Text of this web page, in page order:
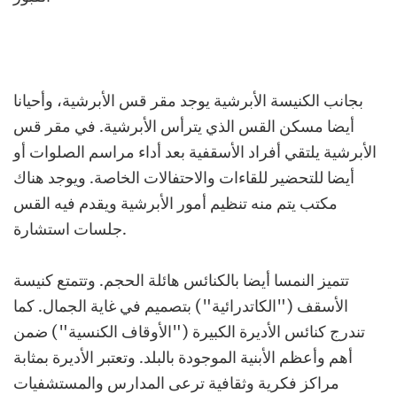
بجانب الكنيسة الأبرشية يوجد مقر قس الأبرشية، وأحيانا
أيضا مسكن القس الذي يترأس الأبرشية. في مقر قس
الأبرشية يلتقي أفراد الأسقفية بعد أداء مراسم الصلوات أو
أيضا للتحضير للقاءات والاحتفالات الخاصة. ويوجد هناك
مكتب يتم منه تنظيم أمور الأبرشية ويقدم فيه القس
جلسات استشارة.
تتميز النمسا أيضا بالكنائس هائلة الحجم. وتتمتع كنيسة
الأسقف ("الكاتدرائية") بتصميم في غاية الجمال. كما
تندرج كنائس الأديرة الكبيرة ("الأوقاف الكنسية") ضمن
أهم وأعظم الأبنية الموجودة بالبلد. وتعتبر الأديرة بمثابة
مراكز فكرية وثقافية ترعى المدارس والمستشفيات